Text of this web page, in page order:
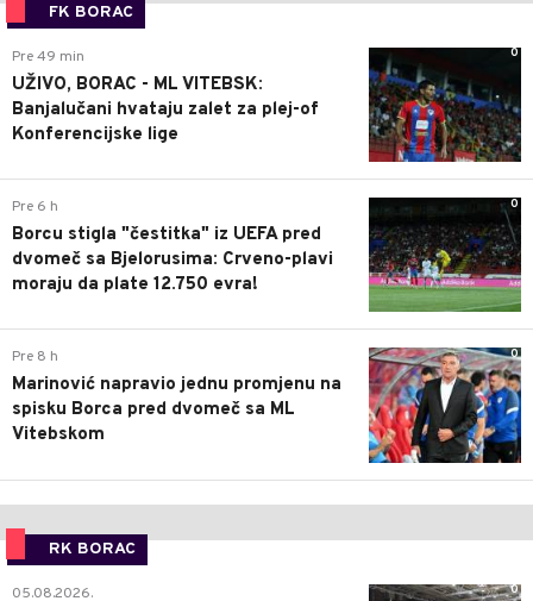
FK BORAC
0
Pre 49 min
UŽIVO, BORAC - ML VITEBSK:
Banjalučani hvataju zalet za plej-of
Konferencijske lige
0
Pre 6 h
Borcu stigla "čestitka" iz UEFA pred
dvomeč sa Bjelorusima: Crveno-plavi
moraju da plate 12.750 evra!
0
Pre 8 h
Marinović napravio jednu promjenu na
spisku Borca pred dvomeč sa ML
Vitebskom
RK BORAC
0
05.08.2026.